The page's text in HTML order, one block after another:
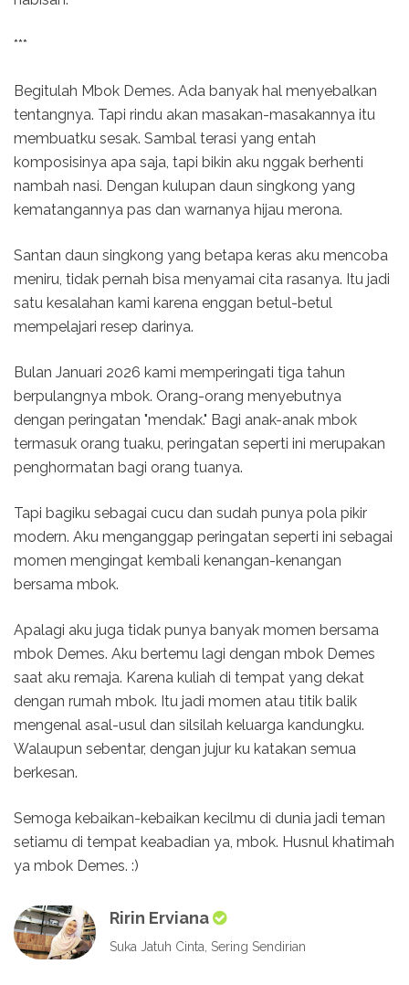
***
Begitulah Mbok Demes. Ada banyak hal menyebalkan
tentangnya. Tapi rindu akan masakan-masakannya itu
membuatku sesak. Sambal terasi yang entah
komposisinya apa saja, tapi bikin aku nggak berhenti
nambah nasi. Dengan kulupan daun singkong yang
kematangannya pas dan warnanya hijau merona.
Santan daun singkong yang betapa keras aku mencoba
meniru, tidak pernah bisa menyamai cita rasanya. Itu jadi
satu kesalahan kami karena enggan betul-betul
mempelajari resep darinya.
Bulan Januari 2026 kami memperingati tiga tahun
berpulangnya mbok. Orang-orang menyebutnya
dengan peringatan "mendak." Bagi anak-anak mbok
termasuk orang tuaku, peringatan seperti ini merupakan
penghormatan bagi orang tuanya.
Tapi bagiku sebagai cucu dan sudah punya pola pikir
modern. Aku menganggap peringatan seperti ini sebagai
momen mengingat kembali kenangan-kenangan
bersama mbok.
Apalagi aku juga tidak punya banyak momen bersama
mbok Demes. Aku bertemu lagi dengan mbok Demes
saat aku remaja. Karena kuliah di tempat yang dekat
dengan rumah mbok. Itu jadi momen atau titik balik
mengenal asal-usul dan silsilah keluarga kandungku.
Walaupun sebentar, dengan jujur ku katakan semua
berkesan.
Semoga kebaikan-kebaikan kecilmu di dunia jadi teman
setiamu di tempat keabadian ya, mbok. Husnul khatimah
ya mbok Demes. :)
Ririn Erviana
Suka Jatuh Cinta, Sering Sendirian